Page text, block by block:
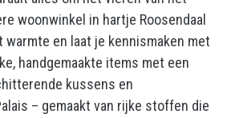
woonwinkel in hartje Roosendaal
en laat je kennismaken met
handgemaakte items met een
kussens en
– gemaakt van rijke stoffen die